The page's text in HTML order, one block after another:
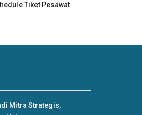
Tiket Pesawat
Mitra Strategis,